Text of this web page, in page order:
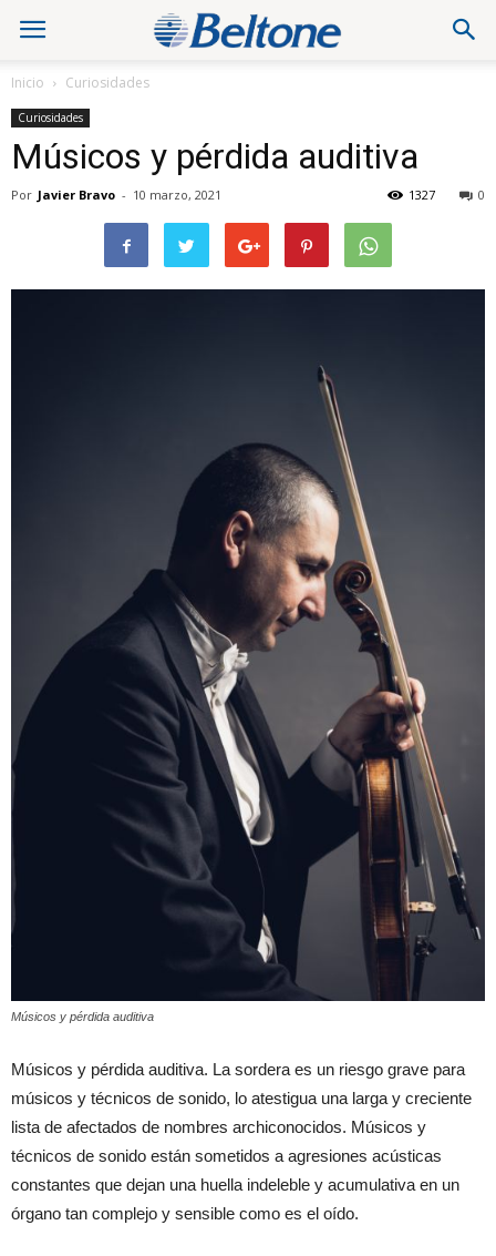
Inicio Curiosidades
Curiosidades
Músicos y pérdida auditiva
Por Javier Bravo - 10 marzo, 2021 0
1327
Músicos y pérdida auditiva
Músicos y pérdida auditiva. La sordera es un riesgo grave para
músicos y técnicos de sonido, lo atestigua una larga y creciente
lista de afectados de nombres archiconocidos. Músicos y
técnicos de sonido están sometidos a agresiones acústicas
constantes que dejan una huella indeleble y acumulativa en un
órgano tan complejo y sensible como es el oído.